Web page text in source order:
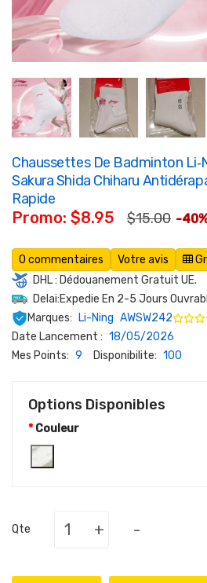
Chaussettes De Badminton
Sakura Shida Chiharu
Rapide
Promo: $8.95 $15.00 -
0 commentaires Votre avis
DHL : Dédouanement Gratuit UE.
Delai:Expedie En 2-5 Jours
Marques:
Li-Ning AWSW242
Date Lancement : 18/05/2026
Mes Points: 9 Disponibilite: 100
Options Disponibles
Couleur
Qte + -